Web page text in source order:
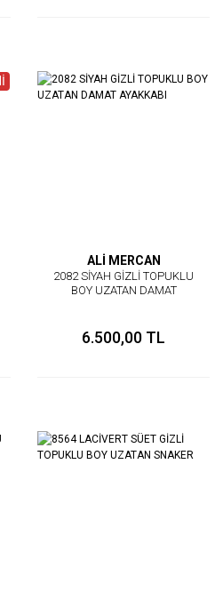
ALİ MERCAN
2082 SİYAH GİZLİ TOPUKLU
BOY UZATAN DAMAT
6.500,00 TL